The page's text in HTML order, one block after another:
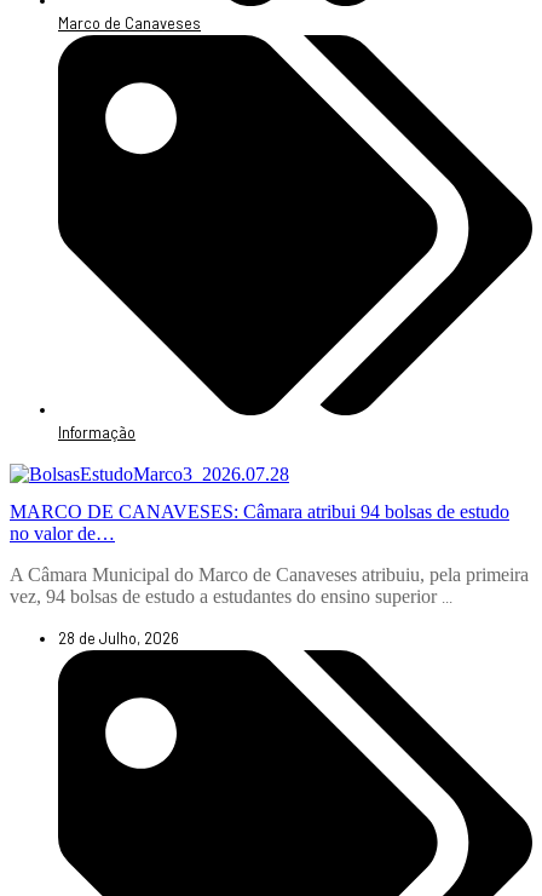
Marco de Canaveses
Informação
MARCO DE CANAVESES: Câmara atribui 94 bolsas de estudo
no valor de…
A Câmara Municipal do Marco de Canaveses atribuiu, pela primeira
vez, 94 bolsas de estudo a estudantes do ensino superior
28 de Julho, 2026